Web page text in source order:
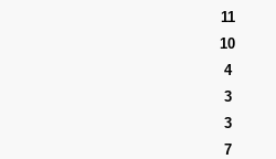
11
10
4
3
3
7